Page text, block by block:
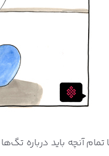
تمام آنچه باید درباره